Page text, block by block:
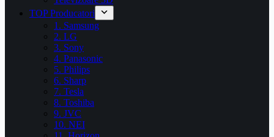
TOP Producatori
1. Samsung
2. LG
3. Sony
4. Panasonic
5. Philips
6. Sharp
7. Tesla
8. Toshiba
9. JVC
10. NEI